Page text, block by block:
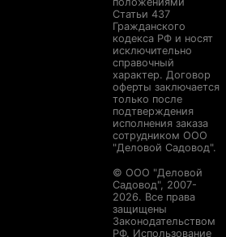
Статьи 437
Гражданского
кодекса РФ и носят
исключительно
справочный
характер. Договор
оферты заключается
только после
подтверждения
исполнения заказа
сотрудником ООО
"Деловой Садовод".
© ООО "Деловой
Садовод", 2007-
2026. Все права
защищены
Законодательством
РФ. Использование